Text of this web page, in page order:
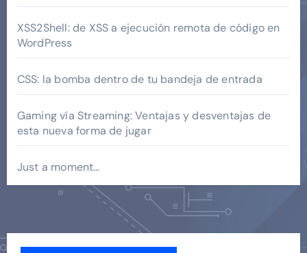
XSS2Shell: de XSS a ejecución remota de código en
WordPress
CSS: la bomba dentro de tu bandeja de entrada
Gaming vía Streaming: Ventajas y desventajas de
esta nueva forma de jugar
Just a moment…